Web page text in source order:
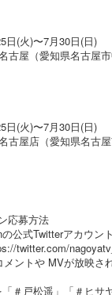
日(火)〜7月30日(日)
古屋（愛知県名古屋
日(火)〜7月30日(日)
古屋店（愛知県名古
応募方法
公式Twitterアカウント
twitter.com/
ントや MVが放映さ
＃戸松遥」「＃ヒサ